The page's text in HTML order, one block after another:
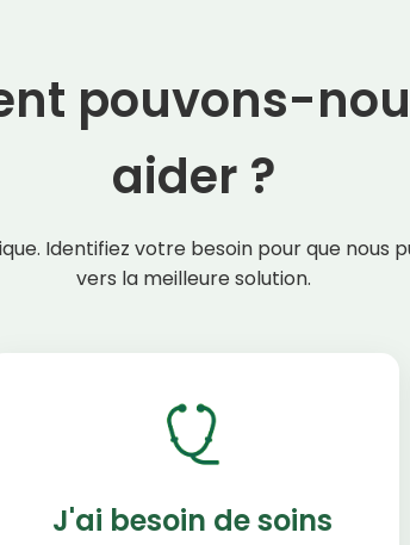
pouvons-
aider ?
Identifiez votre besoin pour que nous
vers la meilleure solution.
J'ai besoin de soins